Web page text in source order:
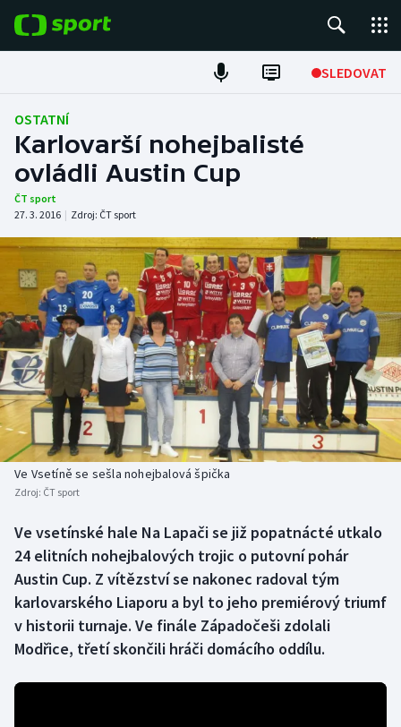
SLEDOVAT
Fotbal
Hokej
Tenis
Atletika
Cyklistika
DALŠÍ SPORTY
Americký fotbal
Baseball a softbal
Basketbal
Biatlon
Boby a skeleton
Box
Curling
NEPŘEHLÉDNĚTE
Soutěže
Historické návraty
Aplikace ČT sport
AZ kvíz
OSTATNÍ
Karlovarší nohejbalisté
ovládli Austin Cup
ČT sport
27. 3. 2016 | Zdroj: ČT sport
Ve Vsetíně se sešla nohejbalová špička
Zdroj: ČT sport
Ve vsetínské hale Na Lapači se již popatnácté utkalo
24 elitních nohejbalových trojic o putovní pohár
Austin Cup. Z vítězství se nakonec radoval tým
karlovarského Liaporu a byl to jeho premiérový triumf
v historii turnaje. Ve finále Západočeši zdolali
Modřice, třetí skončili hráči domácího oddílu.